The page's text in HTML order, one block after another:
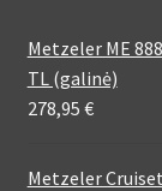
Metzeler ME
TL (galinė)
278,95 €
Metzeler